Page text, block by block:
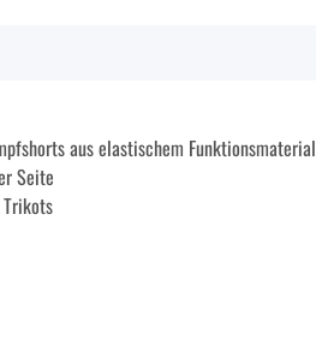
aus elastischem Funktionsmaterial
Seite